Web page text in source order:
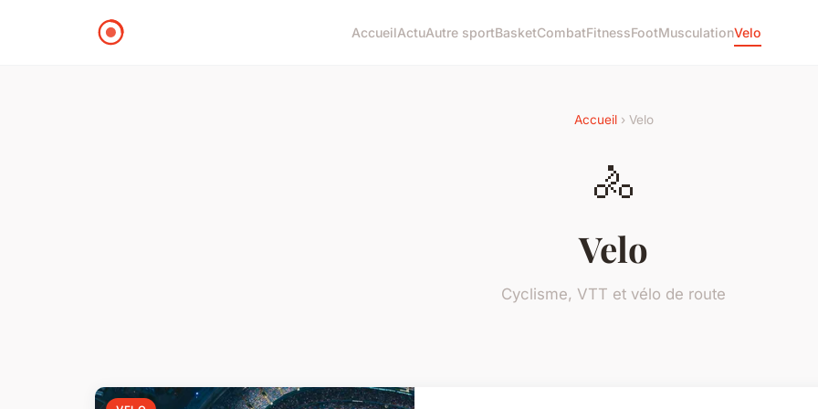
AccueilActuAutre sportBasketCombatFitnessFootMusculationVelo
Accueil› Velo
🚴
Velo
Cyclisme, VTT et vélo de route